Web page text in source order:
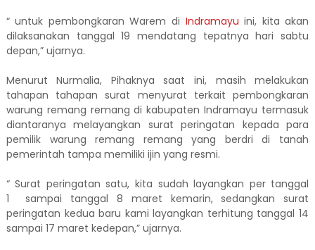
“ untuk pembongkaran Warem di Indramayu ini, kita akan
dilaksanakan tanggal 19 mendatang tepatnya hari sabtu
depan,” ujarnya.
Menurut Nurmalia, Pihaknya saat ini, masih melakukan
tahapan tahapan surat menyurat terkait pembongkaran
warung remang remang di kabupaten Indramayu termasuk
diantaranya melayangkan surat peringatan kepada para
pemilik warung remang remang yang berdri di tanah
pemerintah tampa memiliki ijin yang resmi.
“ Surat peringatan satu, kita sudah layangkan per tanggal
1 sampai tanggal 8 maret kemarin, sedangkan surat
peringatan kedua baru kami layangkan terhitung tanggal 14
sampai 17 maret kedepan,” ujarnya.